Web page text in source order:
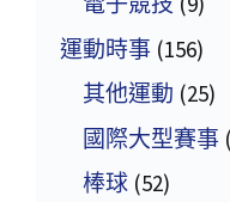
運動時事 (156)
其他運動 (25)
國際大型賽事
棒球 (52)